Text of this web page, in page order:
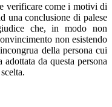
verificare come i motivi di
una conclusione di palese
che, in modo non
non esistendo
della persona cui
da questa persona